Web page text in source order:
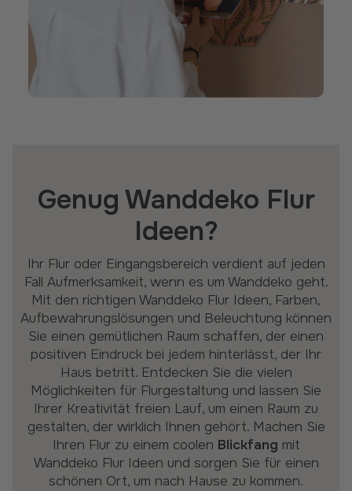
Genug Wanddeko Flur
Ideen?
Ihr Flur oder Eingangsbereich verdient auf jeden
Fall Aufmerksamkeit, wenn es um Wanddeko geht.
Mit den richtigen Wanddeko Flur Ideen, Farben,
Aufbewahrungslösungen und Beleuchtung können
Sie einen gemütlichen Raum schaffen, der einen
positiven Eindruck bei jedem hinterlässt, der Ihr
Haus betritt. Entdecken Sie die vielen
Möglichkeiten für Flurgestaltung und lassen Sie
Ihrer Kreativität freien Lauf, um einen Raum zu
gestalten, der wirklich Ihnen gehört. Machen Sie
Ihren Flur zu einem coolen Blickfang mit
Wanddeko Flur Ideen und sorgen Sie für einen
schönen Ort, um nach Hause zu kommen.